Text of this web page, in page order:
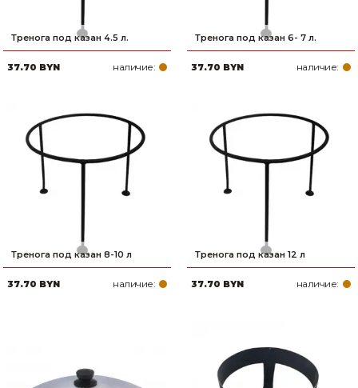
Тренога под казан 4.5 л.
37.70 BYN наличие:
Тренога под казан 6- 7 л.
37.70 BYN наличие:
Тренога под казан 8-10 л
37.70 BYN наличие:
Тренога под казан 12 л
37.70 BYN наличие: